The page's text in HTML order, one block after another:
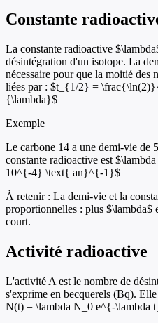
Constante
La constante radioactive
désintégration d'un isotope. La
nécessaire pour que la moitié des
liées par : $t_{1/2} =
{\lambda}$
Exemple
Le carbone 14 a une demi-vie de
constante radioactive est
10^{-4} \text{ an}^{-1}$
À retenir : La demi-vie et la
proportionnelles : plus
court.
Activité radioactive
L'activité A est le nombre de
s'exprime en becquerels (Bq).
N(t) = \lambda N_0 e^{-\lambda